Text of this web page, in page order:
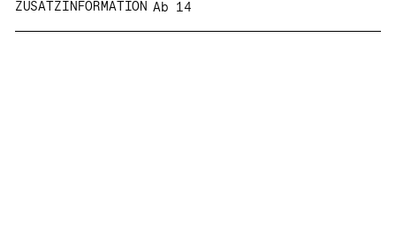
ZUSATZINFORMATION Ab 14